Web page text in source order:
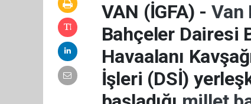
VAN (İGFA) -Van
Bahçeler Dairesi
Havaalanı
İşleri (DSİ)